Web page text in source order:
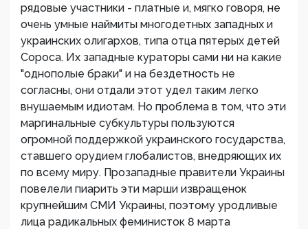
рядовые участники - платные и, мягко говоря, не
очень умные наймиты многодетных западных и
украинских олигархов, типа отца пятерых детей
Сороса. Их западные кураторы сами ни на какие
"однополые браки" и на бездетность не
согласны, они отдали этот удел таким легко
внушаемым идиотам. Но проблема в том, что эти
маргинальные субкультуры пользуются
огромной поддержкой украинского государства,
ставшего орудием глобалистов, внедряющих их
по всему миру. Прозападные правители Украины
повелели пиарить эти марши извращенок
крупнейшим СМИ Украины, поэтому уродливые
лица радикальных феминисток 8 марта